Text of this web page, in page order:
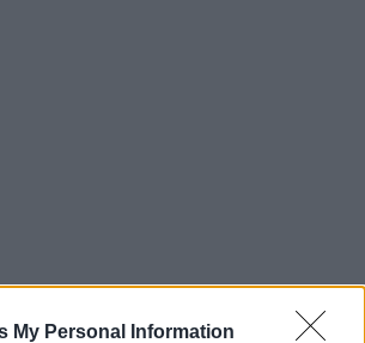
My Personal Information